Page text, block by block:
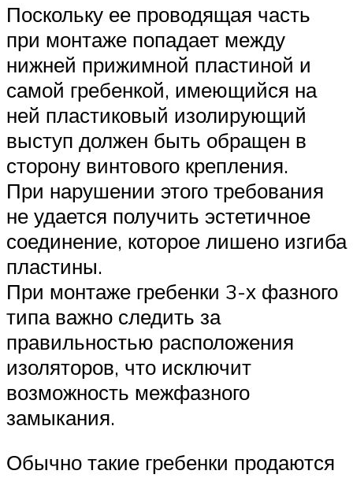
Поскольку ее проводящая часть
при монтаже попадает между
нижней прижимной пластиной и
самой гребенкой, имеющийся на
ней пластиковый изолирующий
выступ должен быть обращен в
сторону винтового крепления.
При нарушении этого требования
не удается получить эстетичное
соединение, которое лишено изгиба
пластины.
При монтаже гребенки 3-х фазного
типа важно следить за
правильностью расположения
изоляторов, что исключит
возможность межфазного
замыкания.
Обычно такие гребенки продаются